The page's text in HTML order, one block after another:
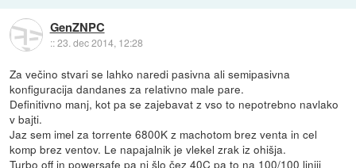
GenZNPC
::23. dec 2014, 12:28
Za večino stvari se lahko naredi pasivna ali semipasivna
konfiguracija dandanes za relativno male pare.
Definitivno manj, kot pa se zajebavat z vso to nepotrebno navlako
v bajti.
Jaz sem imel za torrente 6800K z machotom brez venta in cel
komp brez ventov. Le napajalnik je vlekel zrak iz ohišja.
Turbo off in powersafe pa ni šlo čez 40C pa to na 100/100 liniji